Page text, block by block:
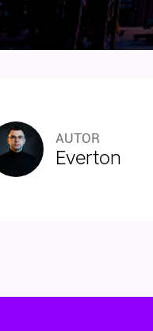
AUTOR
Everton